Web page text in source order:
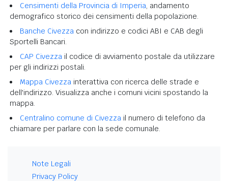
Censimenti della Provincia di Imperia, andamento
demografico storico dei censimenti della popolazione.
Banche Civezza con indirizzo e codici ABI e CAB degli
Sportelli Bancari.
CAP Civezza il codice di avviamento postale da utilizzare
per gli indirizzi postali.
Mappa Civezza interattiva con ricerca delle strade e
dell'indirizzo. Visualizza anche i comuni vicini spostando la
mappa.
Centralino comune di Civezza il numero di telefono da
chiamare per parlare con la sede comunale.
Note Legali
Privacy Policy